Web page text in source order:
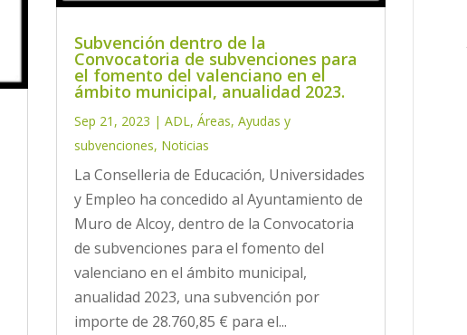
Subvención dentro de la
Convocatoria de subvenciones para
el fomento del valenciano en el
ámbito municipal, anualidad 2023.
Sep 21, 2023 | ADL, Áreas, Ayudas y
subvenciones, Noticias
La Conselleria de Educación, Universidades
y Empleo ha concedido al Ayuntamiento de
Muro de Alcoy, dentro de la Convocatoria
de subvenciones para el fomento del
valenciano en el ámbito municipal,
anualidad 2023, una subvención por
importe de 28.760,85 € para el...